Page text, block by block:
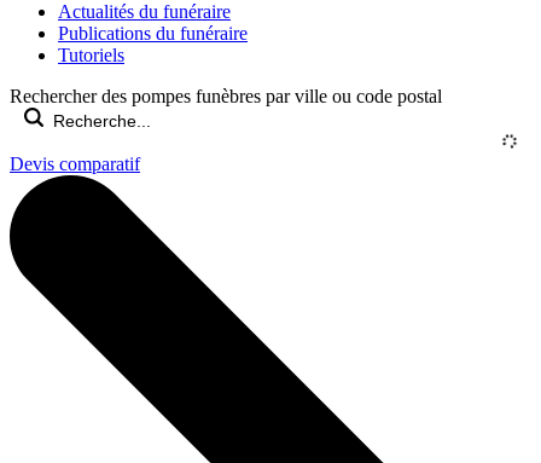
Actualités du funéraire
Publications du funéraire
Tutoriels
Rechercher des pompes funèbres par ville ou code postal
Devis comparatif